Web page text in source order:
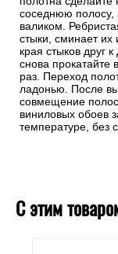
соседнюю полосу,
валиком.
стыки, сминает их
края стыков друг
снова прокатайте
раз. Переход
ладонью. После
совмещение
виниловых обоев
температуре, без
С этим